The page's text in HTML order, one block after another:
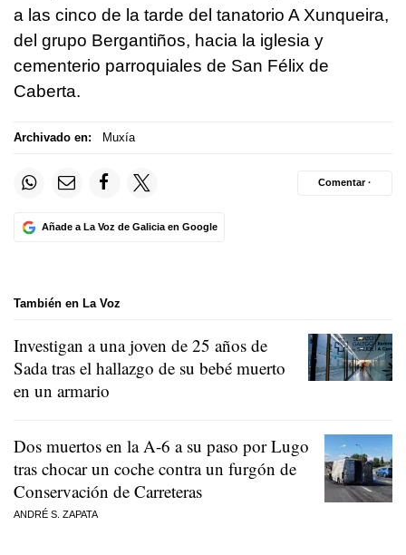
a las cinco de la tarde del tanatorio A Xunqueira,
del grupo Bergantiños, hacia la iglesia y
cementerio parroquiales de San Félix de
Caberta.
Archivado en: Muxía
Añade a La Voz de Galicia en Google
Comentar ·
También en La Voz
Investigan a una joven de 25 años de
Sada tras el hallazgo de su bebé muerto
en un armario
Dos muertos en la A-6 a su paso por Lugo
tras chocar un coche contra un furgón de
Conservación de Carreteras
ANDRÉ S. ZAPATA